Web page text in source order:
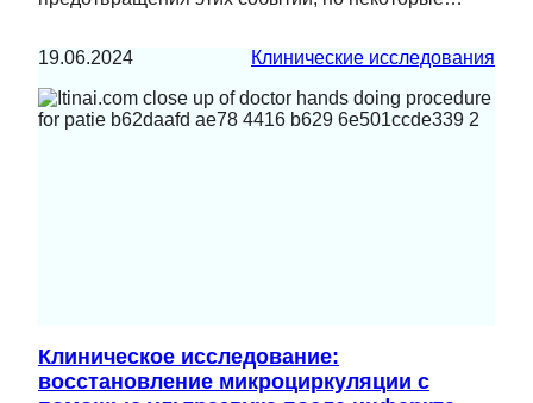
19.06.2024 Клинические исследования
Клиническое исследование:
восстановление микроциркуляции с